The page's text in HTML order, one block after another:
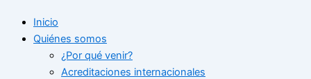
Inicio
Quiénes somos
¿Por qué venir?
Acreditaciones internacionales